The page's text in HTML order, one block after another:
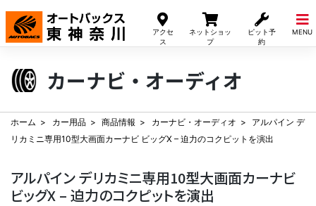
アクセ
ス
ネットショッ
プ
ピット予
約
MENU
Skip
content
カーナビ・オーディオ
ホーム カー用品 商品情報 カーナビ・オーディオ
アルパイン デ
リカミニ専用10型大画面カーナビ ビッグX – 迫力のコクピットを演出
アルパイン デリカミニ専用10型大画面カーナビ
ビッグX – 迫力のコクピットを演出